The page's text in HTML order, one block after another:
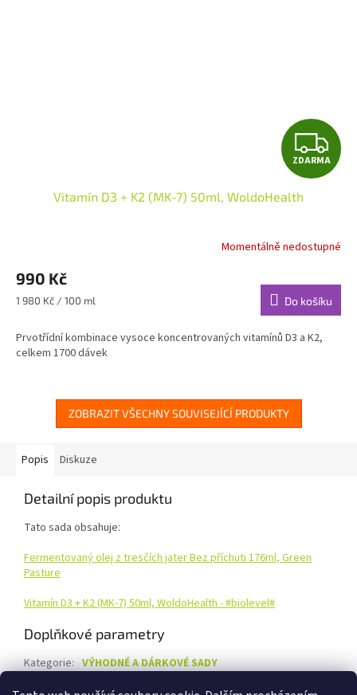
Z
D
R
M
A
ZDARMA
Vitamín D3 + K2 (MK-7) 50ml, WoldoHealth
Momentálně nedostupné
990 Kč
Měrná
1 980 Kč / 100 ml Do košíku
Prvotřídní kombinace vysoce koncentrovaných vitamínů D3 a K2,
celkem 1700 dávek
ZOBRAZIT VŠECHNY SOUVISEJÍCÍ PRODUKTY
Popis Diskuze
Detailní popis produktu
Tato sada obsahuje:
Fermentovaný olej z tresčích jater Bez příchuti 176ml, Green
Pasture
Vitamín D3 + K2 (MK-7) 50ml, WoldoHealth - #biolevel#
Doplňkové parametry
Kategorie: VÝHODNÉ A DÁRKOVÉ SADY